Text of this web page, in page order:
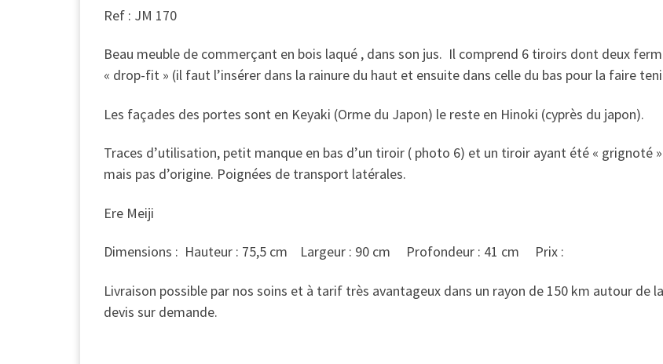
Ref : JM 170
Beau meuble de commerçant en bois laqué , dans son jus. Il comprend 6 tiroirs dont deux
« drop-fit » (il faut l’insérer dans la rainure du haut et ensuite dans celle du bas pour la faire
Les façades des portes sont en Keyaki (Orme du Japon) le reste en Hinoki (cyprès du japon).
Traces d’utilisation, petit manque en bas d’un tiroir ( photo 6) et un tiroir ayant été « grignoté
mais pas d’origine. Poignées de transport latérales.
Ere Meiji
Dimensions : Hauteur : 75,5 cm Largeur : 90 cm Profondeur : 41 cm Prix :
Livraison possible par nos soins et à tarif très avantageux dans un rayon de 150 km autour de
devis sur demande.